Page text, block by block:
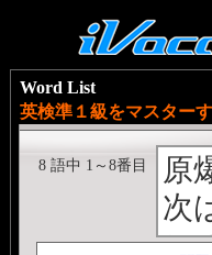
Word List
英検準１級をマスター
原
次
こ
8 語中 1～8番目